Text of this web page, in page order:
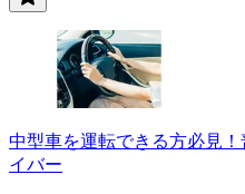
中型車を運転できる方必見
イバー